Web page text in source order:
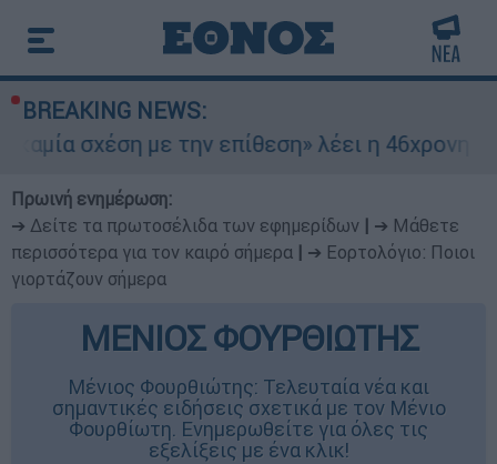
BREAKING NEWS:
την επίθεση» λέει η 46χρονη - Τι
Πρωινή ενημέρωση:
➔ Δείτε τα πρωτοσέλιδα των εφημερίδων
➔ Μάθετε
περισσότερα για τον καιρό σήμερα
➔ Εορτολόγιο: Ποιοι
γιορτάζουν σήμερα
ΜΕΝΙΟΣ ΦΟΥΡΘΙΩΤΗΣ
Μένιος Φουρθιώτης: Τελευταία νέα και
σημαντικές ειδήσεις σχετικά με τον Μένιο
Φουρθίωτη. Ενημερωθείτε για όλες τις
εξελίξεις με ένα κλικ!